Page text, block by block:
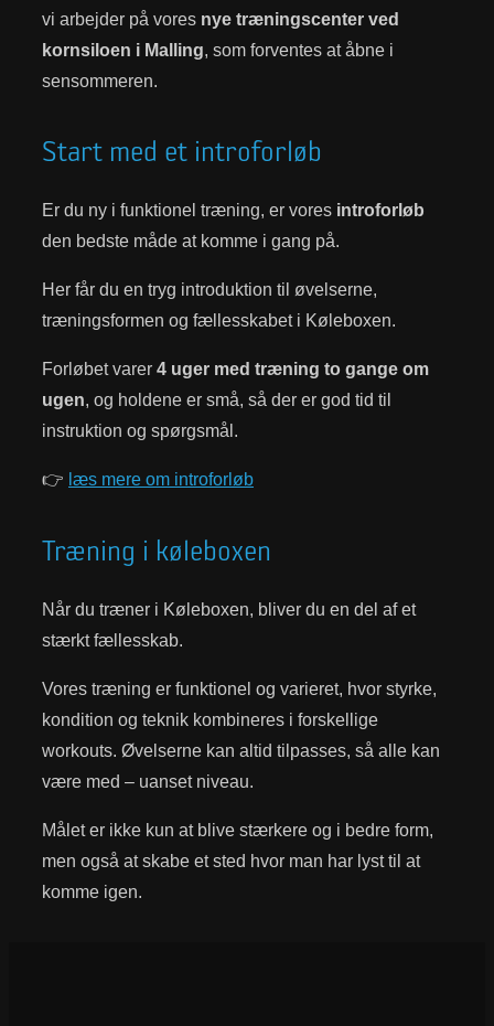
vi arbejder på vores nye træningscenter ved
kornsiloen i Malling, som forventes at åbne i
sensommeren.
Start med et introforløb
Er du ny i funktionel træning, er vores introforløb
den bedste måde at komme i gang på.
Her får du en tryg introduktion til øvelserne,
træningsformen og fællesskabet i Køleboxen.
Forløbet varer 4 uger med træning to gange om
ugen, og holdene er små, så der er god tid til
instruktion og spørgsmål.
👉 læs mere om introforløb
Træning i køleboxen
Når du træner i Køleboxen, bliver du en del af et
stærkt fællesskab.
Vores træning er funktionel og varieret, hvor styrke,
kondition og teknik kombineres i forskellige
workouts. Øvelserne kan altid tilpasses, så alle kan
være med – uanset niveau.
Målet er ikke kun at blive stærkere og i bedre form,
men også at skabe et sted hvor man har lyst til at
komme igen.